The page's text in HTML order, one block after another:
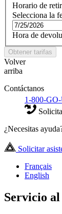
Horario de
Selecciona la
Hora de
Obtener tarifas
Volver
arriba
Contáctanos
1-800-
¿Necesitas
Solicitar
Français
English
Servicio